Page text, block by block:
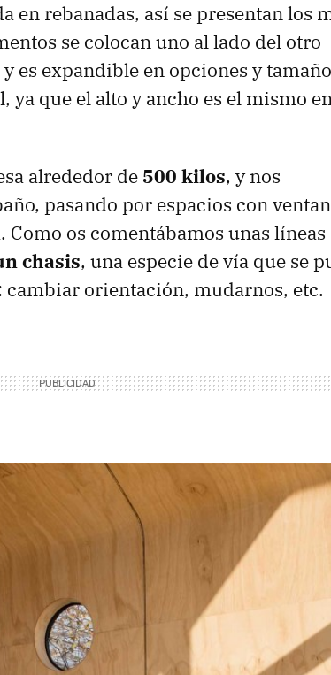
en rebanadas, así se presentan los
se colocan uno al lado del otro
es expandible en opciones y
que el alto y ancho es el mismo
alrededor de 500 kilos, y nos
pasando por espacios con
os comentábamos unas líneas
chasis, una especie de vía que se
cambiar orientación, mudarnos, etc.